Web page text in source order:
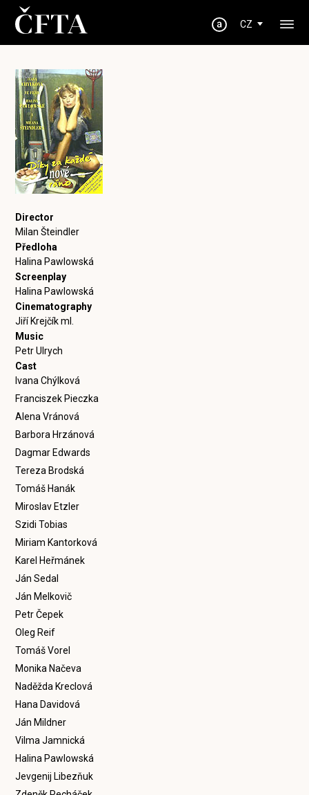
CZ
Director
Milan Šteindler
Předloha
Halina Pawlowská
Screenplay
Halina Pawlowská
Cinematography
Jiří Krejčík ml.
Music
Petr Ulrych
Cast
Ivana Chýlková
Franciszek Pieczka
Alena Vránová
Barbora Hrzánová
Dagmar Edwards
Tereza Brodská
Tomáš Hanák
Miroslav Etzler
Szidi Tobias
Miriam Kantorková
Karel Heřmánek
Ján Sedal
Ján Melkovič
Petr Čepek
Oleg Reif
Tomáš Vorel
Monika Načeva
Naděžda Kreclová
Hana Davidová
Ján Mildner
Vilma Jamnická
Halina Pawlowská
Jevgenij Libezňuk